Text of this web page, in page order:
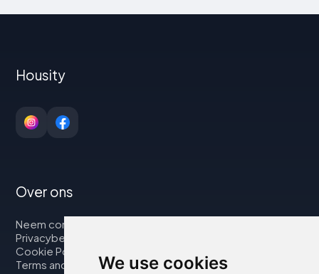
We use cookies
Housity
Over ons
Neem contact op met
Privacybeleid
Cookie Policy
Terms and Conditions